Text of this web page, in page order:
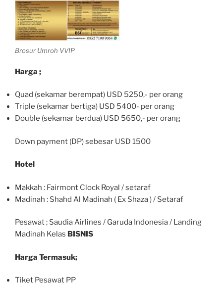
Brosur Umroh VVIP
Harga ;
Quad (sekamar berempat) USD 5250,- per orang
Triple (sekamar bertiga) USD 5400- per orang
Double (sekamar berdua) USD 5650,- per orang
Down payment (DP) sebesar USD 1500
Hotel
Makkah : Fairmont Clock Royal / setaraf
Madinah : Shahd Al Madinah ( Ex Shaza ) / Setaraf
Pesawat ; Saudia Airlines / Garuda Indonesia / Landing
Madinah Kelas BISNIS
Harga Termasuk;
Tiket Pesawat PP